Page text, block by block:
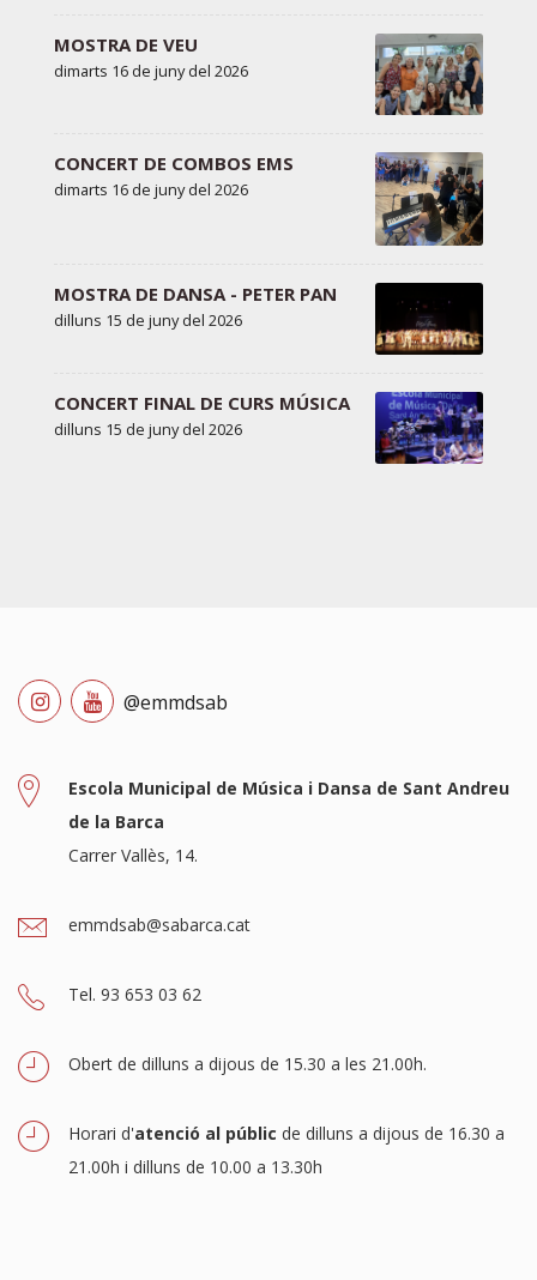
MOSTRA DE VEU
dimarts 16 de juny del 2026
CONCERT DE COMBOS EMS
dimarts 16 de juny del 2026
MOSTRA DE DANSA - PETER PAN
dilluns 15 de juny del 2026
CONCERT FINAL DE CURS MÚSICA
dilluns 15 de juny del 2026
@emmdsab
Escola Municipal de Música i Dansa de Sant Andreu
de la Barca
Carrer Vallès, 14.
emmdsab@sabarca.cat
Tel. 93 653 03 62
Obert de dilluns a dijous de 15.30 a les 21.00h.
Horari d'atenció al públic de dilluns a dijous de 16.30 a
21.00h i dilluns de 10.00 a 13.30h